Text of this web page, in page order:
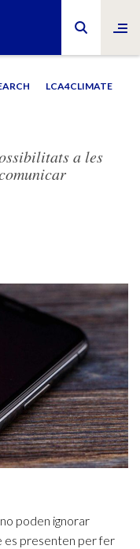
LCA4CLIMATE
a les
poden ignorar
es presenten per fer